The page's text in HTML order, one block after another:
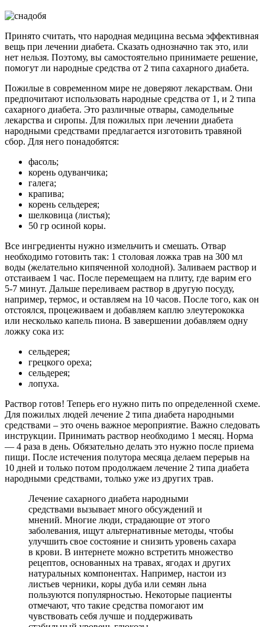
Принято считать, что народная медицина весьма эффективная
вещь при лечении диабета. Сказать однозначно так это, или
нет нельзя. Поэтому, вы самостоятельно принимаете решение,
помогут ли народные средства от 2 типа сахарного диабета.
Пожилые в современном мире не доверяют лекарствам. Они
предпочитают использовать народные средства от 1, и 2 типа
сахарного диабета. Это различные отвары, самодельные
лекарства и сиропы. Для пожилых при лечении диабета
народными средствами предлагается изготовить травяной
сбор. Для него понадобятся:
фасоль;
корень одуванчика;
галега;
крапива;
корень сельдерея;
шелковица (листья);
50 гр осиной коры.
Все ингредиенты нужно измельчить и смешать. Отвар
необходимо готовить так: 1 столовая ложка трав на 300 мл
воды (желательно кипяченной холодной). Заливаем раствор и
отстаиваем 1 час. После перемещаем на плиту, где варим его
5-7 минут. Дальше переливаем раствор в другую посуду,
например, термос, и оставляем на 10 часов. После того, как он
отстоялся, процеживаем и добавляем каплю элеутерококка
или несколько капель пиона. В завершении добавляем одну
ложку сока из:
сельдерея;
грецкого ореха;
сельдерея;
лопуха.
Раствор готов! Теперь его нужно пить по определенной схеме.
Для пожилых людей лечение 2 типа диабета народными
средствами – это очень важное мероприятие. Важно следовать
инструкции. Принимать раствор необходимо 1 месяц. Норма
— 4 раза в день. Обязательно делать это нужно после приема
пищи. После истечения полутора месяца делаем перерыв на
10 дней и только потом продолжаем лечение 2 типа диабета
народными средствами, только уже из других трав.
Лечение сахарного диабета народными
средствами вызывает много обсуждений и
мнений. Многие люди, страдающие от этого
заболевания, ищут альтернативные методы, чтобы
улучшить свое состояние и снизить уровень сахара
в крови. В интернете можно встретить множество
рецептов, основанных на травах, ягодах и других
натуральных компонентах. Например, настои из
листьев черники, коры дуба или семян льна
пользуются популярностью. Некоторые пациенты
отмечают, что такие средства помогают им
чувствовать себя лучше и поддерживать